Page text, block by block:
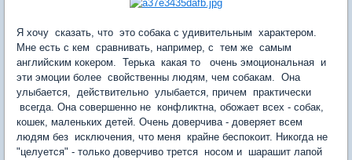
Я хочу сказать, что это собака с удивительным характером.
Мне есть с кем сравнивать, например, с тем же самым
английским кокером. Терька какая то очень эмоциональная и
эти эмоции более свойственны людям, чем собакам. Она
улыбается, действительно улыбается, причем практически
всегда. Она совершенно не конфликтна, обожает всех - собак,
кошек, маленьких детей. Очень доверчива - доверяет всем
людям без исключения, что меня крайне беспокоит. Никогда не
"целуется" - только доверчиво трется носом и шарашит лапой